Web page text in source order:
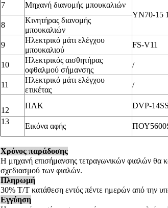
7
Μηχανή διανομής μπουκαλιών
YN70-15
8
Κινητήρας διανομής
μπουκαλιών
9
Ηλεκτρικό μάτι ελέγχου
μπουκαλιού
FS-V11
10
Ηλεκτρικός αισθητήρας
οφθαλμού σήμανσης
/
11
Ηλεκτρικό μάτι ελέγχου
ετικέτας
/
12
ΠΛΚ DVP-14SS
13
Εικόνα αφής
Χρόνος παράδοσης
Η μηχανή επισήμανσης τετραγωνικών φιαλών θα
σχεδιασμού των φιαλών.
Πληρωμή
30% T/T κατάθεση εντός πέντε ημερών από την
Εγγύηση